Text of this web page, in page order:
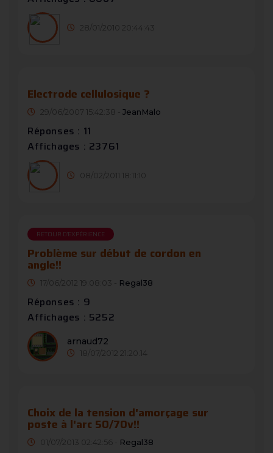
28/01/2010 20:44:43
Electrode cellulosique ?
29/06/2007 15:42:38 - JeanMalo
Réponses : 11
Affichages : 23761
08/02/2011 18:11:10
RETOUR D'EXPÉRIENCE
Problème sur début de cordon en
angle!!
17/06/2012 19:08:03 - Regal38
Réponses : 9
Affichages : 5252
arnaud72
18/07/2012 21:20:14
Choix de la tension d'amorçage sur
poste à l'arc 50/70v!!
01/07/2013 02:42:56 - Regal38